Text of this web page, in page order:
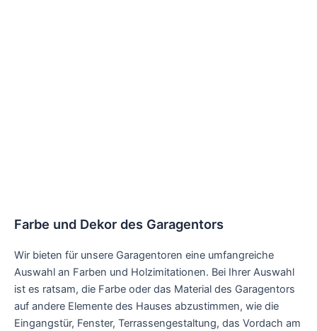
Farbe und Dekor des Garagentors
Wir bieten für unsere Garagentoren eine umfangreiche
Auswahl an Farben und Holzimitationen. Bei Ihrer Auswahl
ist es ratsam, die Farbe oder das Material des Garagentors
auf andere Elemente des Hauses abzustimmen, wie die
Eingangstür, Fenster, Terrassengestaltung, das Vordach am